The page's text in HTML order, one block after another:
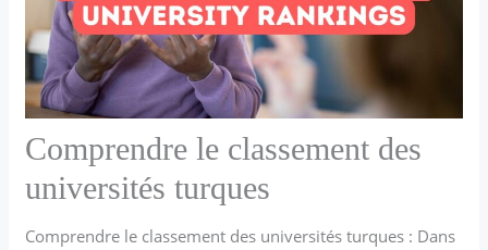
Comprendre le classement des
universités turques
Comprendre le classement des universités turques : Dans